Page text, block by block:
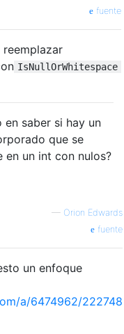
fuente
reemplazar
IsNullOrWhitespace
en saber si hay un
que se
en un int con nulos?
— Orion Edwards
fuente
un enfoque
a/6474962/222748